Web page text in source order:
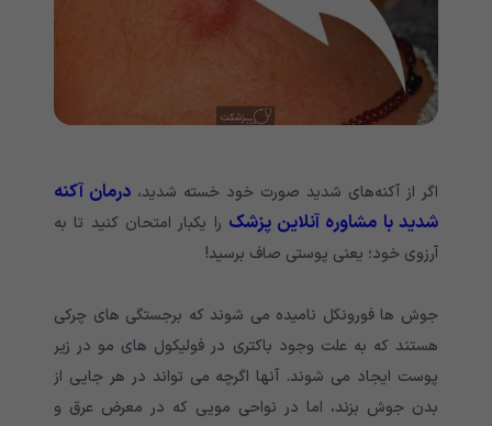
اگر از آکنه‌های شدید صورت خود خسته شدید، درمان آکنه
شدید با مشاوره آنلاین پزشک را یکبار امتحان کنید تا به
آرزوی خود؛ یعنی پوستی صاف برسید!
جوش ها فورونکل نامیده می شوند که برجستگی های چرکی
هستند که به علت وجود باکتری در فولیکول های مو در زیر
پوست ایجاد می شوند. آنها اگرچه می تواند در هر جایی از
بدن جوش بزند، اما در نواحی مویی که در معرض عرق و